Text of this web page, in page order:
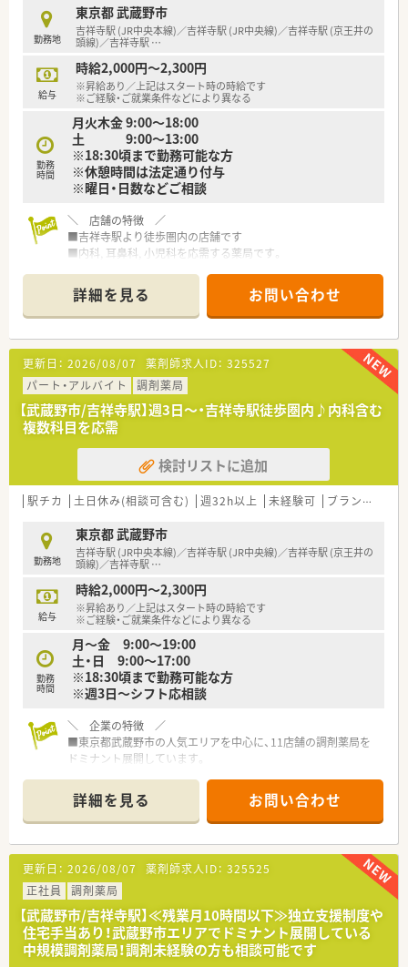
基盤のもとで安心して長く働けます。
■全店舗が基準調剤加算の算定施設となっており、質の高い医療
サービスを提供している法人です。
【職場環境と雰囲気】
■平均年齢は30代半ばで若手が中心となって活躍しており、明
るく活気のある職場環境です。
■人間関係の良さが自慢で、店舗内だけでなく他店舗のスタッフ
とも仲が良く交流が盛んです。
■休憩室が完備されており、スタッフがリラックスして休憩を取
れるよう配慮された店舗設計です。
勤務地
東京都 武蔵野市
吉祥寺駅 (JR中央本線)／吉祥寺駅 (JR中央線)／吉祥寺駅 (京王井の
頭線)／吉祥寺駅 …
給与
時給2,000円～2,300円
※昇給あり／上記はスタート時の時給です
※ご経験・ご就業条件などにより異なる
勤務
時間
月火木金 9:00～18:00
土 9:00～13:00
※18:30頃まで勤務可能な方
※休憩時間は法定通り付与
※曜日・日数などご相談
＼ 店舗の特徴 ／
■吉祥寺駅より徒歩圏内の店舗です
■内科, 耳鼻科, 小児科を応需する薬局です。
＼ 企業の特徴 ／
■東京都武蔵野市の人気エリアを中心に、11店舗の調剤薬局を
ドミナント展開しています。
■店内も明るくキレイな薬局です。
■社員の平均勤続年数は15年以上！
安定して長く仕事を続けられる薬局です。
■認知症カフェや地域活動も積極的に実施されています。
■従業員の男女比は3:7
■ドミナント展開をしているためヘルプ体制も充実していま
す。
長期休暇を取得されて旅行に行く人もいらっしゃいます。
■全店舗、基準調剤算定施設になっており、ワンランク上の薬剤
師の仕事ができます。
■どの店舗も最新設備を積極的に導入し、薬剤師が安心して勤務
■調剤未経験の方もご相談可能です。
＼ どの店舗も雰囲気◎ ／
■平均年齢は30代半ばと、若手が中心となり幅広い年代の方が
活躍しています。
■人間関係の良さが自慢で、他店舗の人とも仲が良く協力体制は
整っておりますよ。
■調剤未経験者の方でもしっかりと教えて頂けるので、意欲のあ
る人は大歓迎です。
＼ 店舗配属について ／
す。
詳細を見る お問い合わせ
更新日： 2026/08/07 薬剤師求人ID： 325527
パート・アルバイト
調剤薬局
【武蔵野市/吉祥寺駅】週3日～・吉祥寺駅徒歩圏内♪内科含む
複数科目を応需
検討リストに追加
駅チカ 土日休み(相談可含む) 週32h以上 未経験可 ブランク可
勤務地
東京都 武蔵野市
吉祥寺駅 (JR中央本線)／吉祥寺駅 (JR中央線)／吉祥寺駅 (京王井の
頭線)／吉祥寺駅 …
給与
時給2,000円～2,300円
※昇給あり／上記はスタート時の時給です
※ご経験・ご就業条件などにより異なる
勤務
時間
月～金 9:00～19:00
土・日 9:00～17:00
※18:30頃まで勤務可能な方
※週3日～シフト応相談
＼ 企業の特徴 ／
■東京都武蔵野市の人気エリアを中心に、11店舗の調剤薬局を
ドミナント展開しています。
安定して長く仕事を続けられる薬局です。
■認知症カフェや地域活動も積極的に実施されています。
■従業員の男女比は3:7
■ドミナント展開をしているためヘルプ体制も充実していま
す。
■調剤未経験の方もご相談可能です。
＼ 店舗配属について ／
■配属店舗については適正や通勤距離を考慮して決定となりま
す。
詳細を見る お問い合わせ
更新日： 2026/08/07 薬剤師求人ID： 325525
正社員
調剤薬局
【武蔵野市/吉祥寺駅】≪残業月10時間以下≫独立支援制度や
住宅手当あり！武蔵野市エリアでドミナント展開している
中規模調剤薬局！調剤未経験の方も相談可能です